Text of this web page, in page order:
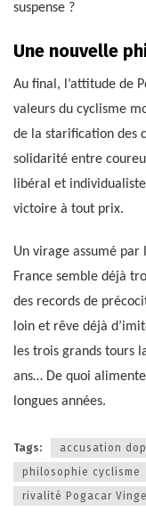
suspense ?
Une nouvelle
Au final, l’attitude de
valeurs du cyclisme
de la starification des
solidarité entre
libéral et
victoire à tout prix.
Un virage assumé
France semble déjà
des records de
loin et rêve déjà
les trois grands tours
ans… De quoi
longues années.
Tags: accusation
philosophie cyclisme
rivalité Pogacar